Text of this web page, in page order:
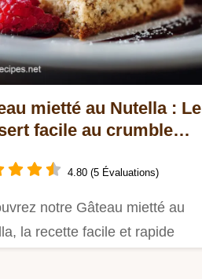
mietté au Nutella : Le
facile au crumble
4.80 (5 Évaluations)
notre Gâteau mietté au
la recette facile et rapide